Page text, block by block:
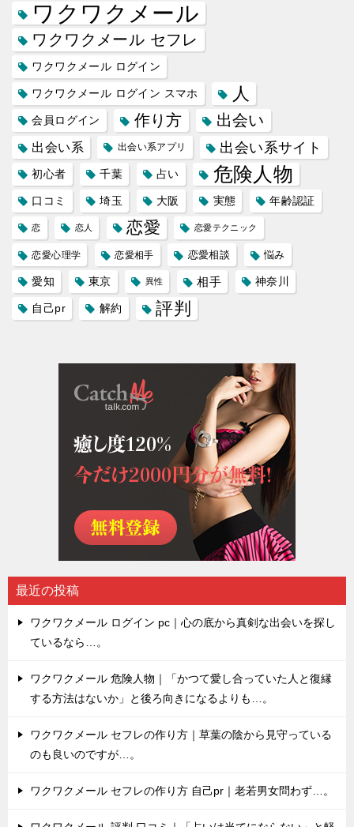
ワクワクメール
ワクワクメール セフレ
ワクワクメール ログイン
ワクワクメール ログイン スマホ 人
会員ログイン 作り方 出会い
出会い系 出会い系アプリ 出会い系サイト
初心者 千葉 占い 危険人物
口コミ 埼玉 大阪 実態 年齢認証
恋 恋人 恋愛 恋愛テクニック
恋愛心理学 恋愛相手 恋愛相談 悩み
愛知 東京 異性 相手 神奈川
自己pr 解約 評判
最近の投稿
ワクワクメール ログイン pc｜心の底から真剣な出会いを探し
ているなら…。
ワクワクメール 危険人物｜「かつて愛し合っていた人と復縁
する方法はないか」と後ろ向きになるよりも…。
ワクワクメール セフレの作り方｜草葉の陰から見守っている
のも良いのですが…。
ワクワクメール セフレの作り方 自己pr｜老若男女問わず…。